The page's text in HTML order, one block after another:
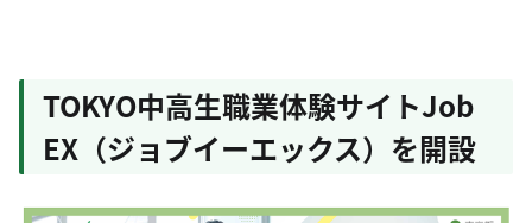
TOKYO中高生職業体験サイトJob
EX（ジョブイーエックス）を開設